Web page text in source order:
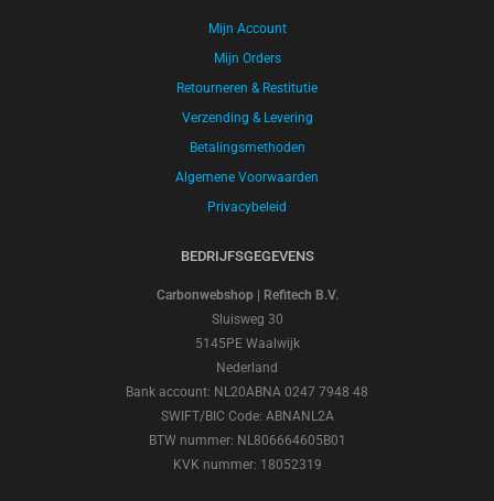
Mijn Account
Mijn Orders
Retourneren & Restitutie
Verzending & Levering
Betalingsmethoden
Algemene Voorwaarden
Privacybeleid
BEDRIJFSGEGEVENS
Carbonwebshop | Refitech B.V.
Sluisweg 30
5145PE Waalwijk
Nederland
Bank account: NL20ABNA 0247 7948 48
SWIFT/BIC Code: ABNANL2A
BTW nummer: NL806664605B01
KVK nummer: 18052319